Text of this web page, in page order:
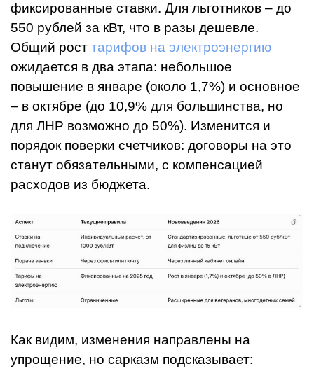
фиксированные ставки. Для льготников – до
550 рублей за кВт, что в разы дешевле.
Общий рост тарифов на электроэнергию
ожидается в два этапа: небольшое
повышение в январе (около 1,7%) и основное
– в октябре (до 10,9% для большинства, но
для ЛНР возможно до 50%). Изменится и
порядок поверки счетчиков: договоры на это
станут обязательными, с компенсацией
расходов из бюджета.
Как видим, изменения направлены на
упрощение, но сарказм подсказывает: